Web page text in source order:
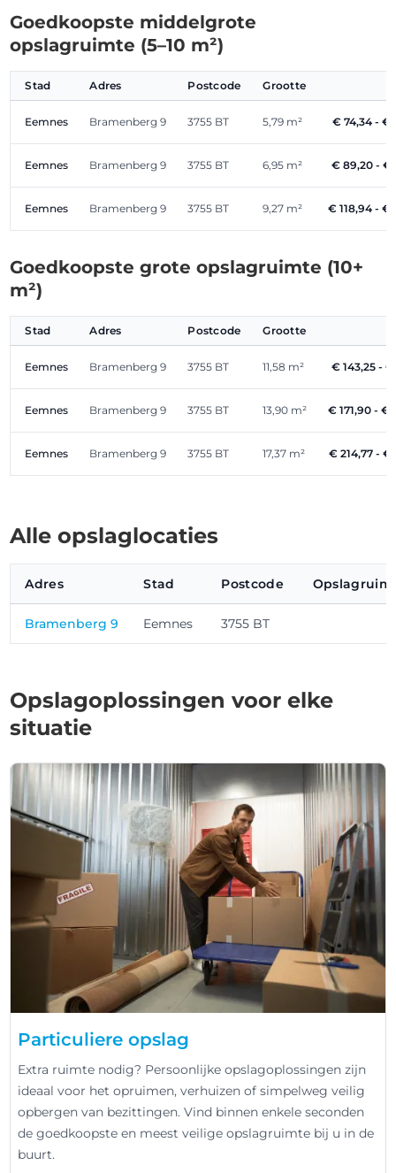
Goedkoopste middelgrote
opslagruimte (5–10 m²)
Stad Adres Postcode Grootte
Eemnes Bramenberg 9 3755 BT 5,79 m² € 74,34 - €
Eemnes Bramenberg 9 3755 BT 6,95 m² € 89,20 - €
Eemnes Bramenberg 9 3755 BT 9,27 m² € 118,94 - €
Goedkoopste grote opslagruimte (10+
m²)
Stad Adres Postcode Grootte
Eemnes Bramenberg 9 3755 BT 11,58 m² € 143,25 -
Eemnes Bramenberg 9 3755 BT 13,90 m² € 171,90 - €
Eemnes Bramenberg 9 3755 BT 17,37 m² € 214,77 - €
Alle opslaglocaties
Adres Stad Postcode
Bramenberg 9 Eemnes 3755 BT
Opslagoplossingen voor elke
situatie
Particuliere opslag
Extra ruimte nodig? Persoonlijke opslagoplossingen zijn
ideaal voor het opruimen, verhuizen of simpelweg veilig
opbergen van bezittingen. Vind binnen enkele seconden
de goedkoopste en meest veilige opslagruimte bij u in de
buurt.